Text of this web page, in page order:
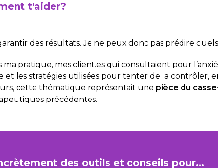
t'aider?
des résultats. Je ne peux donc pas prédire
pratique, mes client.es qui consultaient pour
les stratégies utilisées pour tenter de la contrôler,
cette thématique représentait une pièce du
précédentes.
des outils et conseils pour...